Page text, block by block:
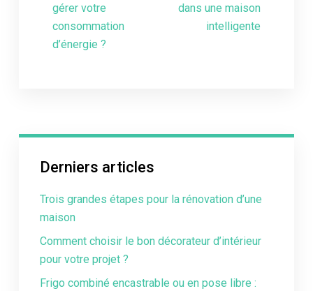
gérer votre
consommation
d’énergie ?
dans une maison
intelligente
Derniers articles
Trois grandes étapes pour la rénovation d’une
maison
Comment choisir le bon décorateur d’intérieur
pour votre projet ?
Frigo combiné encastrable ou en pose libre :